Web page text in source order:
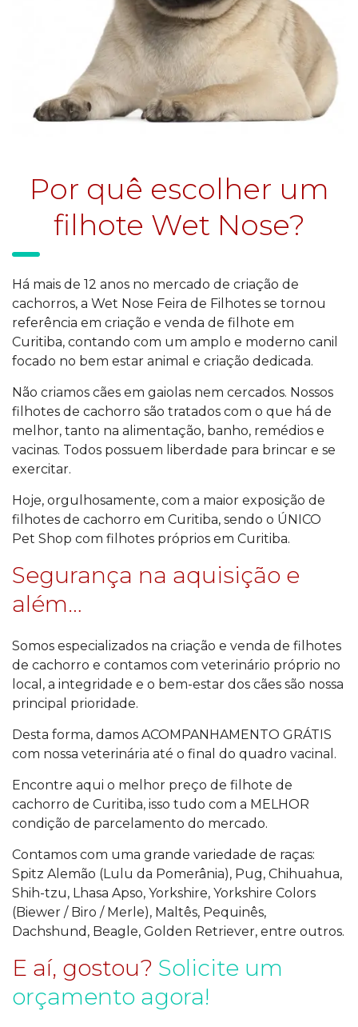
Por quê escolher um
filhote Wet Nose?
Há mais de 12 anos no mercado de criação de
cachorros, a Wet Nose Feira de Filhotes se tornou
referência em criação e venda de filhote em
Curitiba, contando com um amplo e moderno canil
focado no bem estar animal e criação dedicada.
Não criamos cães em gaiolas nem cercados. Nossos
filhotes de cachorro são tratados com o que há de
melhor, tanto na alimentação, banho, remédios e
vacinas. Todos possuem liberdade para brincar e se
exercitar.
Hoje, orgulhosamente, com a maior exposição de
filhotes de cachorro em Curitiba, sendo o ÚNICO
Pet Shop com filhotes próprios em Curitiba.
Segurança na aquisição e
além…
Somos especializados na criação e venda de filhotes
de cachorro e contamos com veterinário próprio no
local, a integridade e o bem-estar dos cães são nossa
principal prioridade.
Desta forma, damos ACOMPANHAMENTO GRÁTIS
com nossa veterinária até o final do quadro vacinal.
Encontre aqui o melhor preço de filhote de
cachorro de Curitiba, isso tudo com a MELHOR
condição de parcelamento do mercado.
Contamos com uma grande variedade de raças:
Spitz Alemão (Lulu da Pomerânia), Pug, Chihuahua,
Shih-tzu, Lhasa Apso, Yorkshire, Yorkshire Colors
(Biewer / Biro / Merle), Maltês, Pequinês,
Dachshund, Beagle, Golden Retriever, entre outros.
E aí, gostou? Solicite um
orçamento agora!